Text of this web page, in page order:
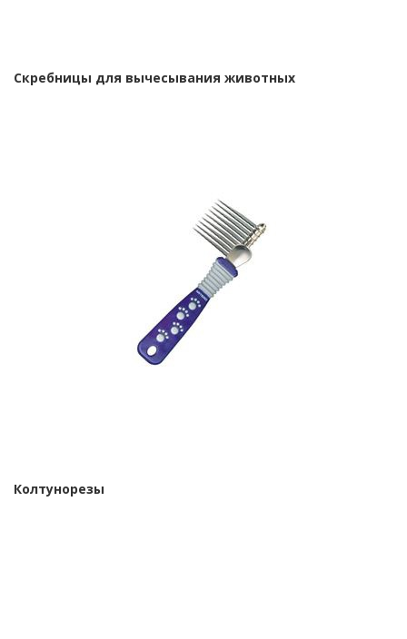
Скребницы для вычесывания животных
Колтунорезы